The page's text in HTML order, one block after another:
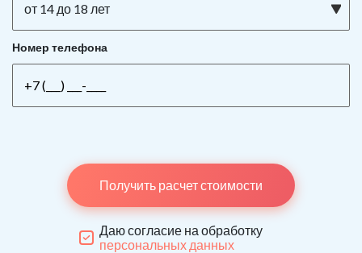
от 14 до 18 лет
Номер телефона
Получить расчет стоимости
Даю согласие на обработку
персональных данных